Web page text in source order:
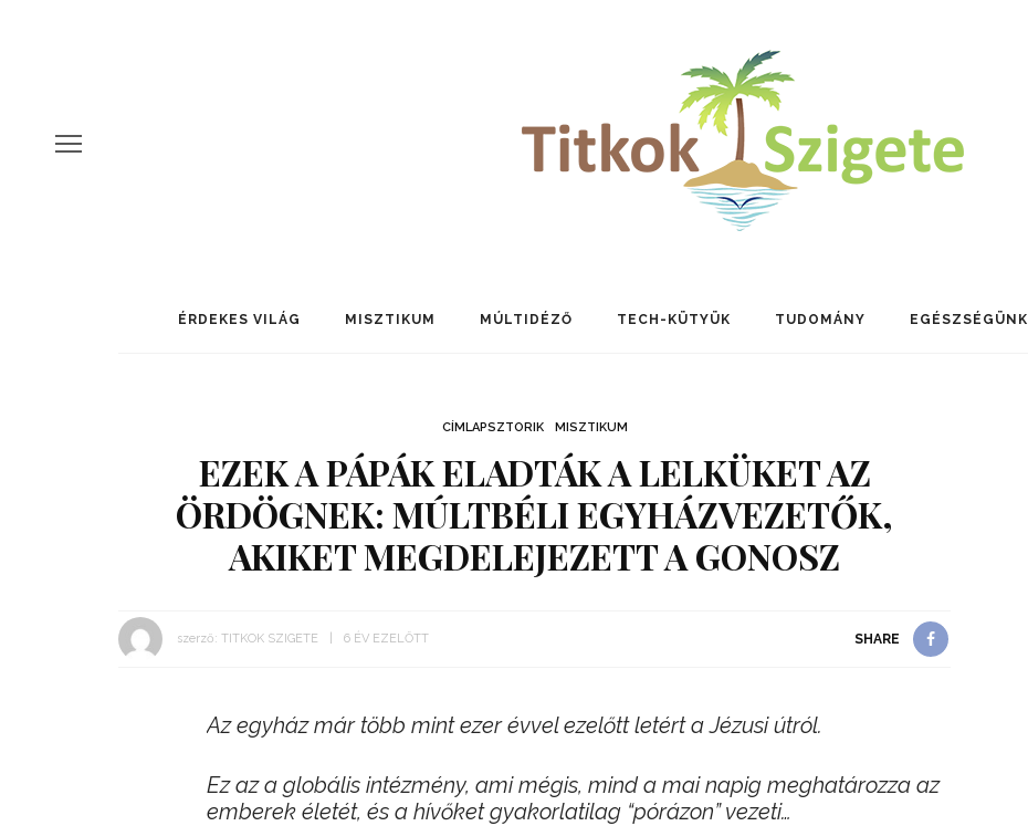
ÉRDEKES VILÁG MISZTIKUM MÚLTIDÉZŐ TECH-KÜTYÜK TUDOMÁNY EGÉSZSÉGÜNK
CÍMLAPSZTORIK MISZTIKUM
EZEK A PÁPÁK ELADTÁK A LELKÜKET AZ
ÖRDÖGNEK: MÚLTBÉLI EGYHÁZVEZETŐK,
AKIKET MEGDELEJEZETT A GONOSZ
szerző: TITKOK SZIGETE 6 ÉV EZELŐTT SHARE
Az egyház már több mint ezer évvel ezelőtt letért a Jézusi útról.
Ez az a globális intézmény, ami mégis, mind a mai napig meghatározza az
emberek életét, és a hívőket gyakorlatilag “pórázon” vezeti…